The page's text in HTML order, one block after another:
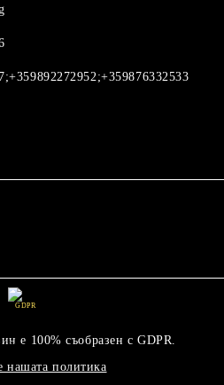
GDPR
е 100% съобразен с GDPR.
нашата политика